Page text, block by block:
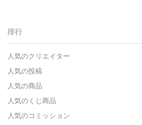
排行
人気のクリエイター
人気の投稿
人気の商品
人気のくじ商品
人気のコミッション